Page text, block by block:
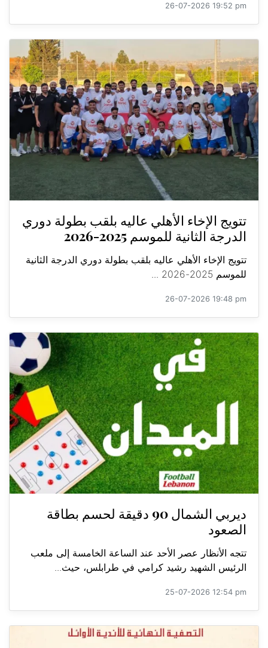
26-07-2026 19:52 pm
تتويج الإخاء الأهلي عاليه بلقب بطولة دوري
الدرجة الثانية للموسم 2025-2026
تتويج الإخاء الأهلي عاليه بلقب بطولة دوري الدرجة الثانية
للموسم 2025-2026 ...
26-07-2026 19:48 pm
ديربي الشمال 90 دقيقة لحسم بطاقة
الصعود
تتجه الأنظار عصر الأحد عند الساعة الخامسة إلى ملعب
الرئيس الشهيد رشيد كرامي في طرابلس، حيث...
25-07-2026 12:54 pm